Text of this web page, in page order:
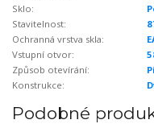
Sklo:
Stavitelnost:
Ochranná vrstva skla:
Vstupní otvor:
Způsob otevírání:
Konstrukce:
Podobné